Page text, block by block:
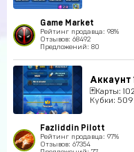
Game Market
Рейтинг продавца: 98%
Отзывов: 68492
Предложений: 80
Аккаунт
🃏Карты:
Кубки:
Fazliddin Pilott
Рейтинг продавца: 97%
Отзывов: 67354